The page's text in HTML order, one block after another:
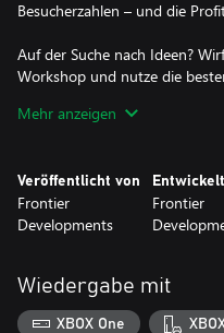
Besucherzahlen – und die
Auf der Suche nach Ideen?
Workshop und nutze die
Szenerie, Gebäude oder den
weitläufigen
Grenzen gesetzt.
Fahrgeschäft-Paket, und damit
Nervenkitzel.
Mehr anzeigen
Veröffentlicht von
Frontier
Developments
Frontier
Wiedergabe mit
XBOX One